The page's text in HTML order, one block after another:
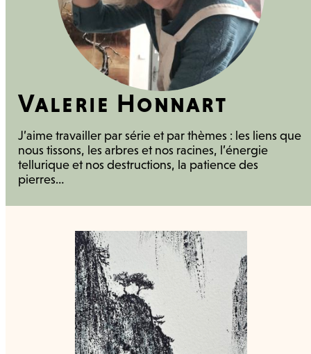
Valerie Honnart
J’aime travailler par série et par thèmes : les liens que
nous tissons, les arbres et nos racines, l’énergie
tellurique et nos destructions, la patience des
pierres…